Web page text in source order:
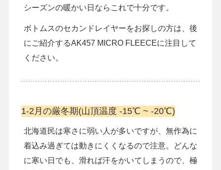
シーズンの暖かい日ならこれで十分です。
ボトムスのセカンドレイヤーをお探しの方は、後
にご紹介するAK457 MICRO FLEECEに注目して
ください。
1-2月の厳冬期(山頂温度 -15℃ ~ -20℃)
北海道民は寒さに弱い人が多いですが、無作為に
着込み過ぎては動きにくくなるので注意。どんな
に寒い日でも、滑れば汗をかいてしまうので、極